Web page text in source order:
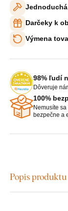
Darčeky k
Výmena
98% ľudí
Dôveruje
100%
Nemusíte
bezpečne a
Popis produktu